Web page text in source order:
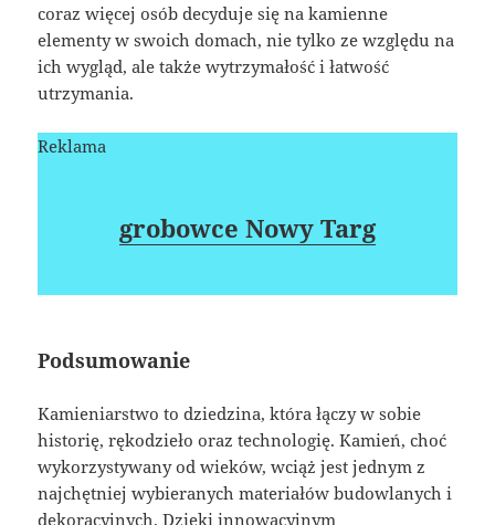
coraz więcej osób decyduje się na kamienne
elementy w swoich domach, nie tylko ze względu na
ich wygląd, ale także wytrzymałość i łatwość
utrzymania.
Reklama
grobowce Nowy Targ
Podsumowanie
Kamieniarstwo to dziedzina, która łączy w sobie
historię, rękodzieło oraz technologię. Kamień, choć
wykorzystywany od wieków, wciąż jest jednym z
najchętniej wybieranych materiałów budowlanych i
dekoracyjnych. Dzięki innowacyjnym